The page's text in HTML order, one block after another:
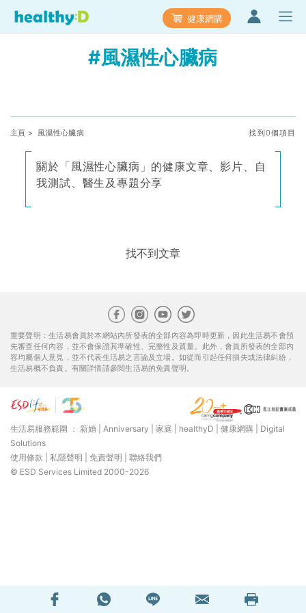
健康網購
#風濕性心臟病
主頁 > 風濕性心臟病 找到0個項目
關於「風濕性心臟病」的健康文章、影片、自
我測試、醫生及專題分享
找不到文章
重要聲明：生活易會員於本網站內所發表的全部內容為即時更新，因此生活易不會預
先審查任何內容，並不會保證其準確性、完整性及質量。此外，會員所發表的全部內
容均屬個人意見，並不代表生活易之言論及立場。如從而引起任何損失或法律糾紛，
生活易概不負責。有關詳情請參閱生活易的免責聲明。
生活易服務範圍 ： 新婚 Anniversary 家庭 healthyD 健康網購
Digital
Solutions
使用條款
私隱聲明 免責聲明
聯絡我們
© ESD Services Limited 2000-2026